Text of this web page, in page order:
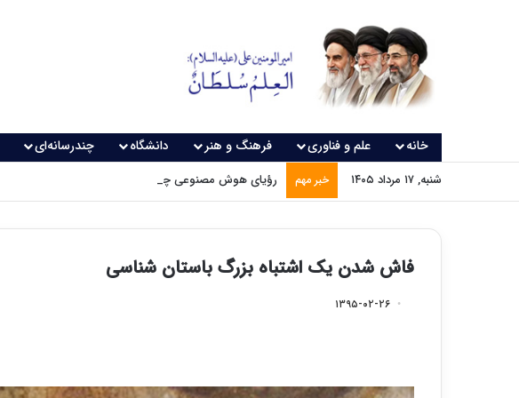
خانه علم و فناوری فرهنگ و هنر دانشگاه چندرسانه‌ای
شنبه, ۱۷ مرداد ۱۴۰۵ خبر مهم رؤیای هوش مصنوعی چه زمانی واقعی می‌شود؟
فاش شدن یک اشتباه بزرگ باستان شناسی
۱۳۹۵-۰۲-۲۶